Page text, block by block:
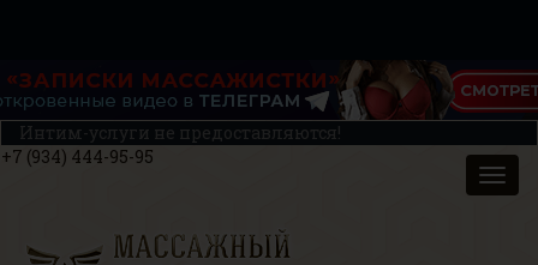
Интим-услуги не предоставляются!
+7 (934) 444-95-95